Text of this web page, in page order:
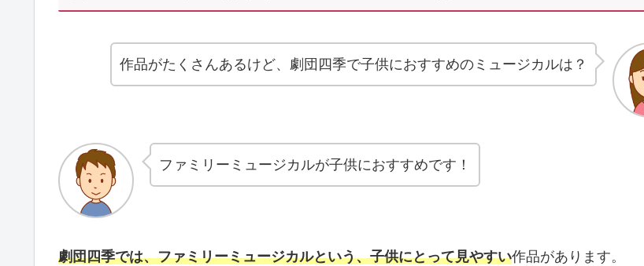
作品がたくさんあるけど、劇団四季で子供におすすめのミュージカルは？
ファミリーミュージカルが子供におすすめです！
劇団四季では、ファミリーミュージカルという、子供にとって見やすい作品があります。